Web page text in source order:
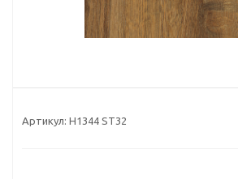
Артикул: H1344 ST32